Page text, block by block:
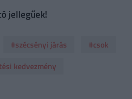
jellegűek!
#szécsényi járás
#csok
kedvezmény